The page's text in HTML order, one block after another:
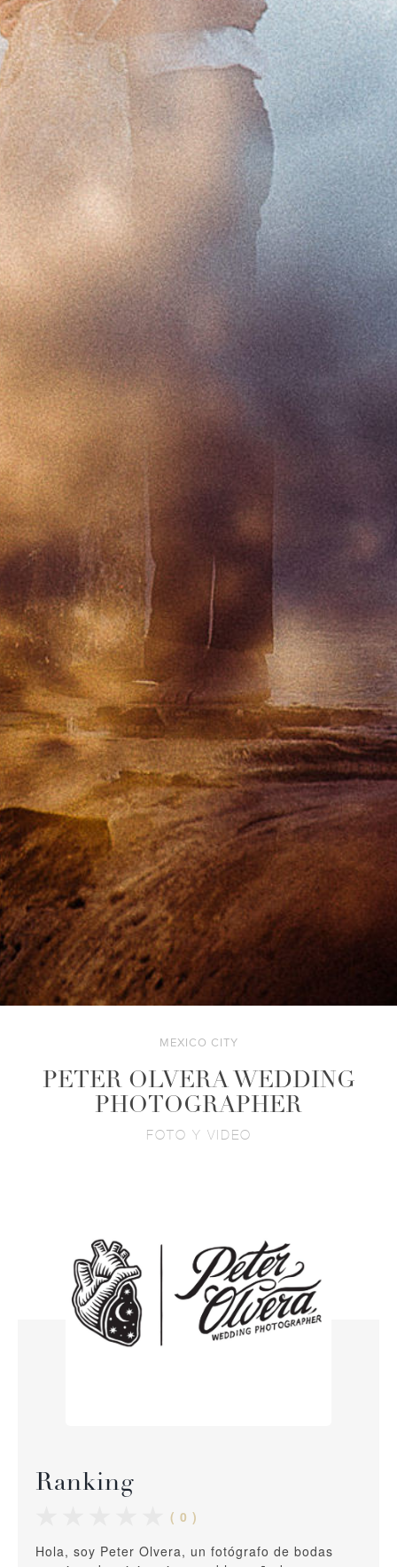
MEXICO CITY
PETER OLVERA WEDDING
PHOTOGRAPHER
FOTO Y VIDEO
Ranking
( 0 )
Hola, soy Peter Olvera, un fotógrafo de bodas